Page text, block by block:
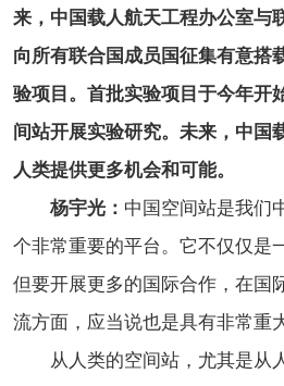
来，中国载人航天工程办公室与
向所有联合国成员国征集有意搭
验项目。首批实验项目于今年开
间站开展实验研究。未来，中国
人类提供更多机会和可能。
杨宇光： 中国空间站是我们
个非常重要的平台。它不仅仅是
但要开展更多的国际合作，在国
流方面，应当说也是具有非常重
从人类的空间站，尤其是从